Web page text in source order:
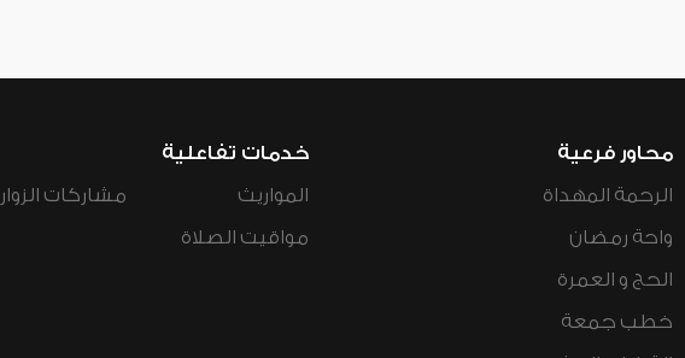
محاور فرعية
الرحمة المهداة
واحة رمضان
الحج و العمرة
خطب جمعة
خدمات تفاعلية
المواريث
مواقيت الصلاة
مشاركات الزوار